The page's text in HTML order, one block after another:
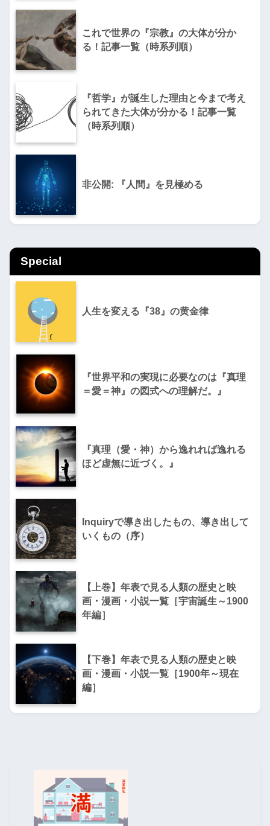
これで世界の『宗教』の大体が分か
る！記事一覧（時系列順）
『哲学』が誕生した理由と今まで考え
られてきた大体が分かる！記事一覧
（時系列順）
非公開: 『人間』を見極める
Special
人生を変える『38』の黄金律
『世界平和の実現に必要なのは『真理
＝愛＝神』の図式への理解だ。』
『真理（愛・神）から逸れれば逸れる
ほど虚無に近づく。』
Inquiryで導き出したもの、導き出して
いくもの（序）
【上巻】年表で見る人類の歴史と映
画・漫画・小説一覧［宇宙誕生～1900
年編］
【下巻】年表で見る人類の歴史と映
画・漫画・小説一覧［1900年～現在
編］